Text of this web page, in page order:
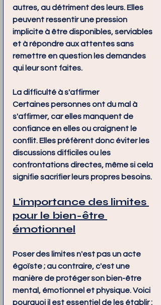
autres, au détriment des leurs. Elles
peuvent ressentir une pression
implicite à être disponibles, serviables
et à répondre aux attentes sans
remettre en question les demandes
qui leur sont faites.
La difficulté à s'affirmer
Certaines personnes ont du mal à
s'affirmer, car elles manquent de
confiance en elles ou craignent le
conflit. Elles préfèrent donc éviter les
discussions difficiles ou les
confrontations directes, même si cela
signifie sacrifier leurs propres besoins.
L'importance des limites
pour le bien-être
émotionnel
Poser des limites n'est pas un acte
égoïste ; au contraire, c'est une
manière de protéger son bien-être
mental, émotionnel et physique. Voici
pourquoi il est essentiel de les établir :